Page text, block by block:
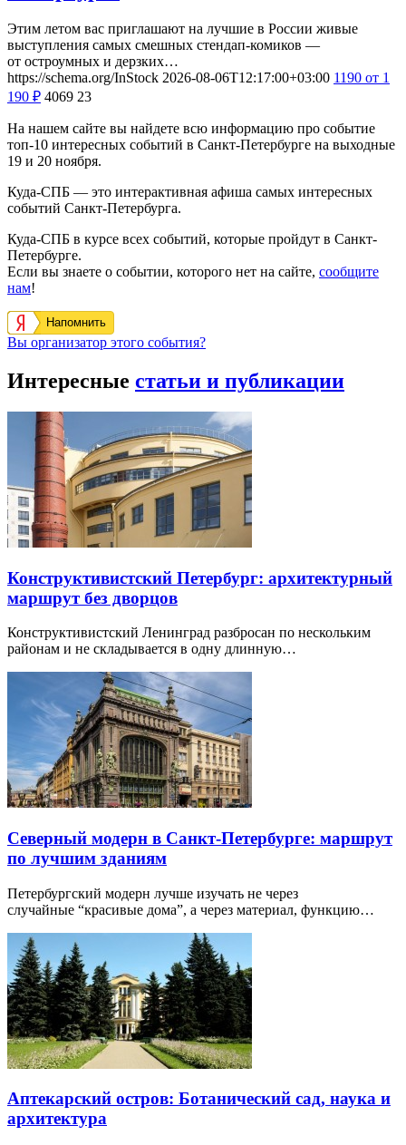
Этим летом вас приглашают на лучшие в России живые
выступления самых смешных стендап-комиков —
от остроумных и дерзких…
https://schema.org/InStock 2026-08-06T12:17:00+03:00 1190 от 1
190 ₽ 4069 23
На нашем сайте вы найдете всю информацию про событие
топ-10 интересных событий в Санкт-Петербурге на выходные
19 и 20 ноября.
Куда-СПБ — это интерактивная афиша самых интересных
событий Санкт-Петербурга.
Куда-СПБ в курсе всех событий, которые пройдут в Санкт-
Петербурге.
Если вы знаете о событии, которого нет на сайте, сообщите
нам!
Напомнить
Вы организатор этого события?
Интересные статьи и публикации
Конструктивистский Петербург: архитектурный
маршрут без дворцов
Конструктивистский Ленинград разбросан по нескольким
районам и не складывается в одну длинную…
Северный модерн в Санкт-Петербурге: маршрут
по лучшим зданиям
Петербургский модерн лучше изучать не через
случайные “красивые дома”, а через материал, функцию…
Аптекарский остров: Ботанический сад, наука и
архитектура